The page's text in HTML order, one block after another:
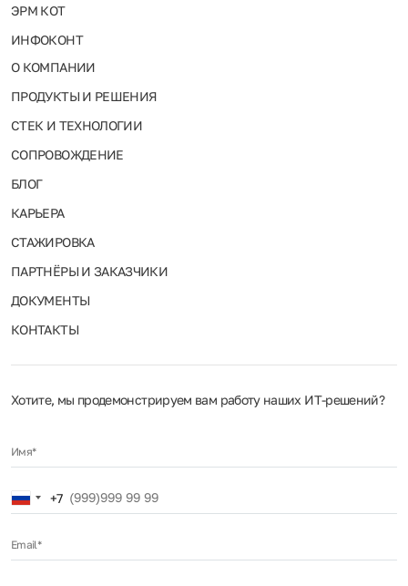
ЭРМ КОТ
ИНФОКОНТ
О КОМПАНИИ
ПРОДУКТЫ И РЕШЕНИЯ
СТЕК И ТЕХНОЛОГИИ
СОПРОВОЖДЕНИЕ
БЛОГ
КАРЬЕРА
СТАЖИРОВКА
ПАРТНЁРЫ И ЗАКАЗЧИКИ
ДОКУМЕНТЫ
КОНТАКТЫ
Хотите, мы продемонстрируем вам работу наших ИТ‑решений?
Имя*
Russia
+7
+7
Email*